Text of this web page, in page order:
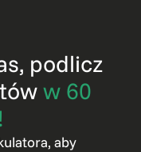
podlicz
w 60
aby